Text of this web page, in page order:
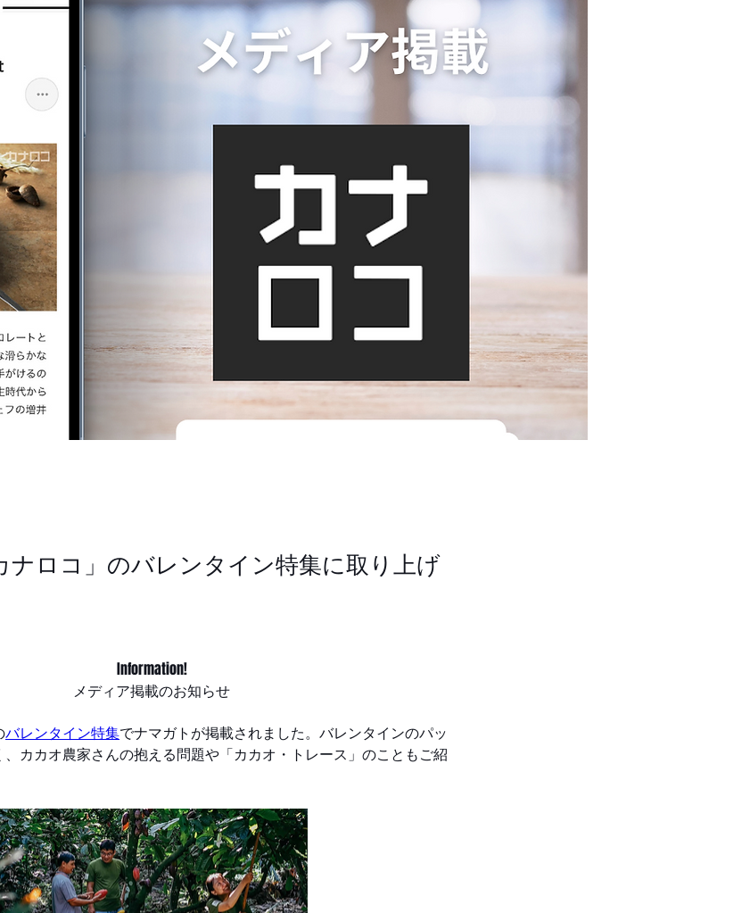
ナロコ」のバレンタイン特集に取り上げ
Information!
メディア掲載のお知らせ
バレンタイン特集でナマガトが掲載されました。バレンタインのパッ
カカオ農家さんの抱える問題や「カカオ・トレース」のこともご紹